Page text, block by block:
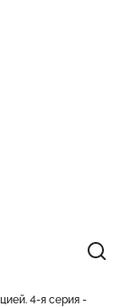
4-я серия -